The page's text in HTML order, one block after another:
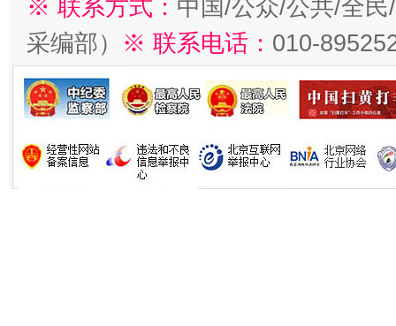
※ 联系方式： 中国/公众/公共/全
采编部） ※ 联系电话： 010-